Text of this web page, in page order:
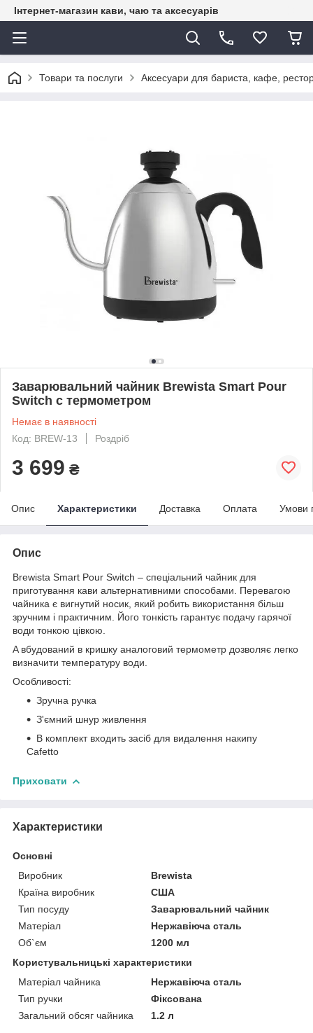
Інтернет-магазин кави, чаю та аксесуарів
Товари та послуги Аксесуари для бариста, кафе,
Заварювальний чайник Brewista Smart Pour
Switch c термометром
Немає в наявності
Код: BREW-13
Роздріб
3 699 ₴
Опис Характеристики Доставка Оплата Умови
Опис
Brewista Smart Pour Switch – спеціальний чайник для
приготування кави альтернативними способами. Перевагою
чайника є вигнутий носик, який робить використання більш
зручним і практичним. Його тонкість гарантує подачу гарячої
води тонкою цівкою.
A вбудований в кришку аналоговий термометр дозволяє легко
визначити температуру води.
Особливості:
Зручна ручка
З'ємний шнур живлення
В комплект входить засіб для видалення накипу
Cafetto
Приховати
Характеристики
Основні
Виробник
Brewista
Країна виробник
США
Тип посуду
Заварювальний чайник
Матеріал
Нержавіюча сталь
Об`єм
1200 мл
Користувальницькі характеристики
Матеріал чайника
Нержавіюча сталь
Тип ручки
Фіксована
Загальний обсяг чайника
1.2 л